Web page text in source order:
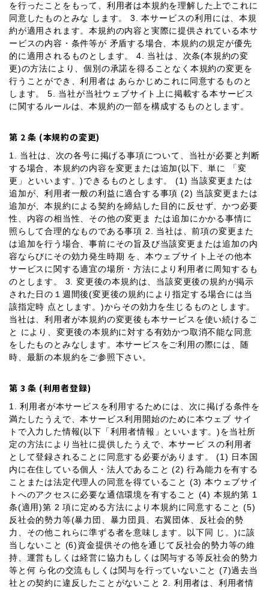
を行ったことをもって、利用者は本規約を理解した上でこれに
同意したものとみな します。 3. 本サービスの利用には、本規
約が適用されます。本規約の内容と実際に提供されている本サ
ービスの内容・条件等が 矛盾する場合、本規約の規定が優先
的に適用されるものとします。 4. 当社は、次条(本規約の変
更)の方法により、個別の承諾を得ることなく本規約の変更を
行うことができ、利用者は あらかじめこれに同意するものと
します。 5. 当社が当社ウェブサイト上に掲載する本サービス
に関するルールは、本規約の一部を構成するものとします。
第 2 条 (本規約の変更)
1. 当社は、次の各号に掲げる事項について、当社が必要と判断
する場合、本規約の内容を変更または追加(以下、単に 「変
更」といいます。)できるものとします。 (1) 当該変更または
追加が、利用者一般の利益に適合する事項 (2) 当該変更または
追加が、本規約による契約を締結した目的に反せず、かつ必要
性、内容の相当性、その他の変更ま たは追加にかかる事情に
照らして合理的なものである事項 2. 当社は、前項の変更また
は追加を行う場合、事前にその旨及び当該変更または追加の内
容ならびにその効力発生時期 を、本ウェブサイト上その他本
サービスに関する適宜の場所・方法により利用者に周知するも
のとします。 3. 変更後の本規約は、当該変更後の規約が掲示
された日の１週間後(変更後の規約により指定する場合には当
該指定時 点とします。)からその効力を生じるものとします。
当社は、利用者が本規約の変更後も本サービスを使い続けるこ
と により、変更後の本規約に対する有効かつ取消不能な同意
をしたものとみなします。本サービスをご利用の際には、随
時、最新の本規約をご参照下さい。
第 3 条 (利用者登録)
1. 利用者が本サービスを利用するためには、次に掲げる条件を
満たしたうえで、本サービス利用開始のために本ウェブ サイ
トで入力した情報(以下「利用者情報」といいます。)を当社所
定の方法により当社に提供したうえで、本サービ スの利用者
として登録されることに同意する必要があります。 (1) 日本国
内に在住している個人・法人であること (2) 行為能力を有する
ことまたは法定代理人の同意を得ていること (3) 本ウェブサイ
トへのアクセスに必要な通信環境を有すること (4) 本規約第 1
条(適用)第 2 項に定める方法により本規約に同意すること (5)
反社会的勢力等(暴力団、暴力団員、右翼団体、反社会的勢
力、その他これらに準ずる者を意味します。以下同 じ。)に該
当しないこと (6)資金提供その他を通じて反社会的勢力等の維
持、運営もしくは経営に協力もしくは関与する等反社会的勢力
等と何 ら化の交流もしくは関与を行っていないこと (7)過去当
社との契約に違反したことがないこと 2. 利用者は、利用者情